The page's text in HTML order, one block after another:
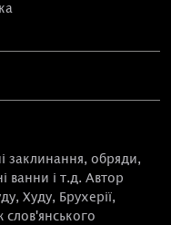
заклинання, обряди,
ванни і т.д. Автор
Худу, Брухерії,
слов'янського